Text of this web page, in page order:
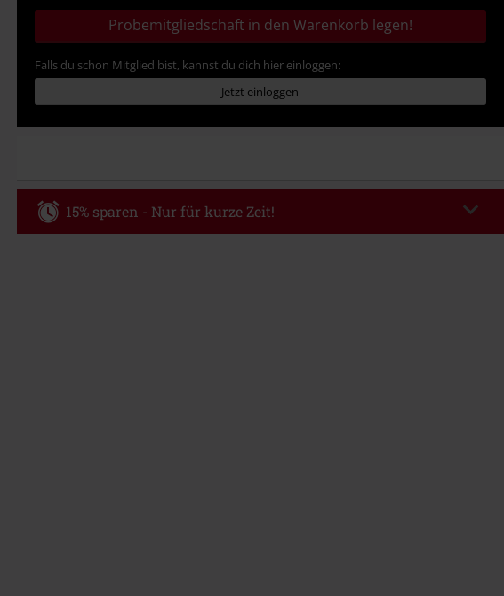
Probemitgliedschaft in den Warenkorb legen!
Falls du schon Mitglied bist, kannst du dich hier einloggen:
Jetzt einloggen
15% sparen - Nur für kurze Zeit!